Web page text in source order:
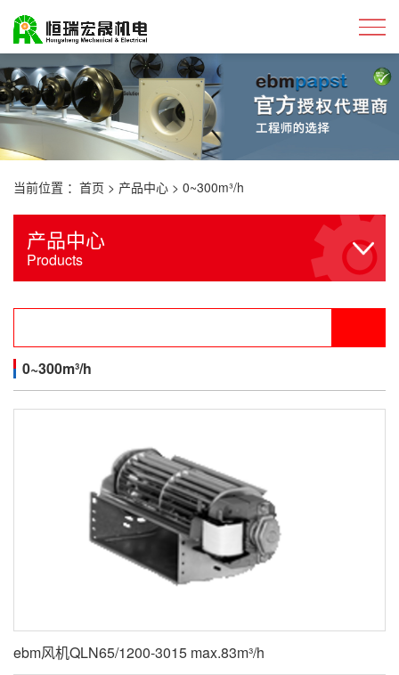
当前位置 ： 首页 > 产品中心 > 0~300m³/h
产品中心
Products
0~300m³/h
ebm风机QLN65/1200-3015 max.83m³/h